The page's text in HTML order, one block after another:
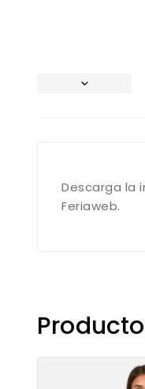
Descarga la
Feriaweb.